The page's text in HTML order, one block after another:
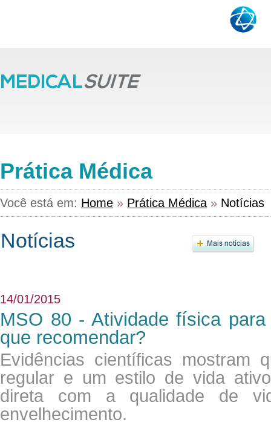
Prática Médica
Você está em: Home » Prática Médica » Notícias
14/01/2015
MSO 80 - Atividade física
que recomendar?
Evidências científicas mostram
regular e um estilo de vida
direta com a qualidade de
envelhecimento.